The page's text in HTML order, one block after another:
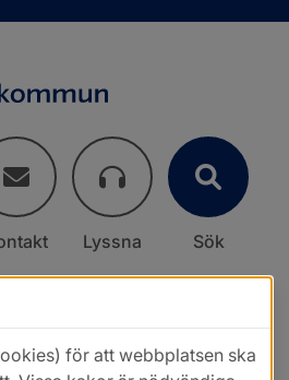
Lyssna Sök
för att webbplatsen ska